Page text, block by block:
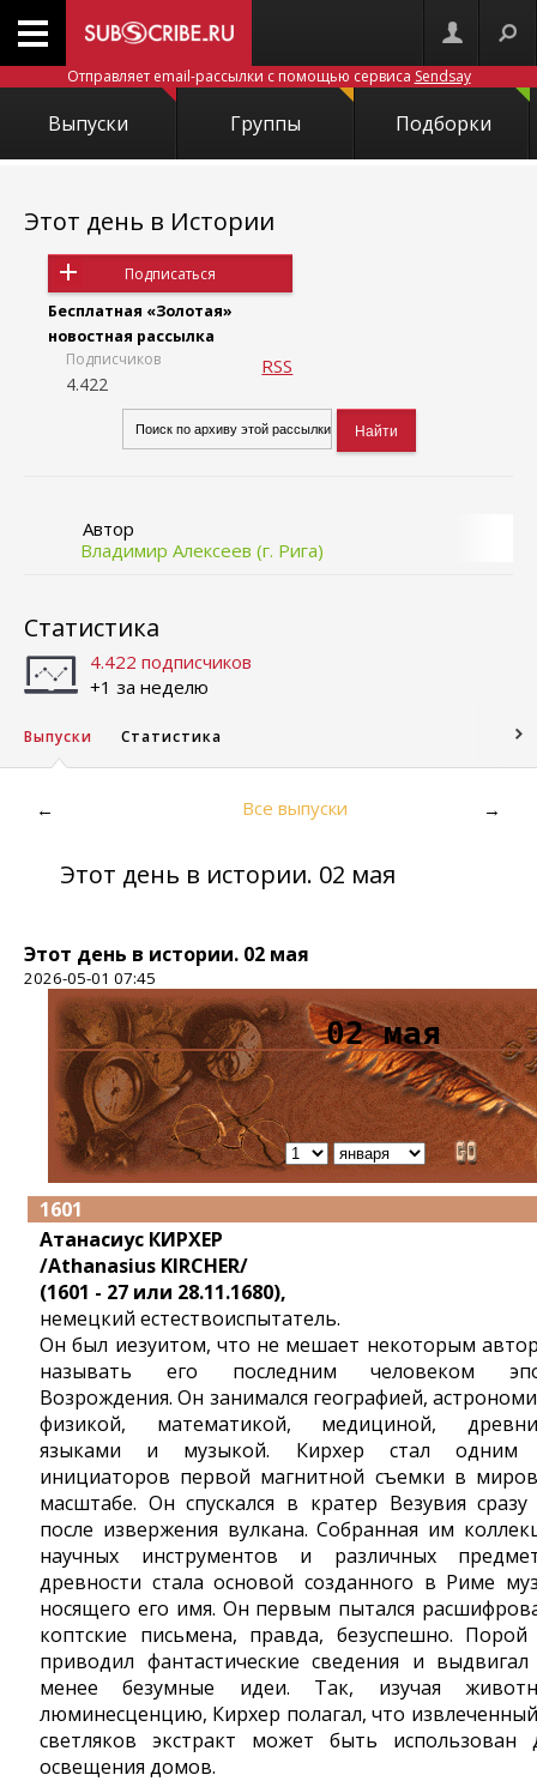
Отправляет email-рассылки с помощью сервиса Sendsay
Выпуски Группы Подборки
Этот день в Истории
Подписаться
Бесплатная «Золотая»
новостная рассылка
Подписчиков
4.422
RSS
Автор
Владимир Алексеев (г. Рига)
Статистика
4.422 подписчиков
+1 за неделю
Выпуски Статистика
← Все выпуски →
Этот день в истории. 02 мая
Этот день в истории. 02 мая
2026-05-01 07:45
02 мая
1601
Атанасиус КИРХЕР
/Athanasius KIRCHER/
(1601 - 27 или 28.11.1680),
немецкий естествоиспытатель.
Он был иезуитом, что не мешает некоторым
называть его последним человеком
Возрождения. Он занимался географией,
физикой, математикой, медициной,
языками и музыкой. Кирхер стал одним
инициаторов первой магнитной съемки в
масштабе. Он спускался в кратер Везувия
после извержения вулкана. Собранная им
научных инструментов и различных
древности стала основой созданного в Риме
носящего его имя. Он первым пытался
коптские письмена, правда, безуспешно.
приводил фантастические сведения и
менее безумные идеи. Так, изучая
люминесценцию, Кирхер полагал, что
светляков экстракт может быть использован
освещения домов.